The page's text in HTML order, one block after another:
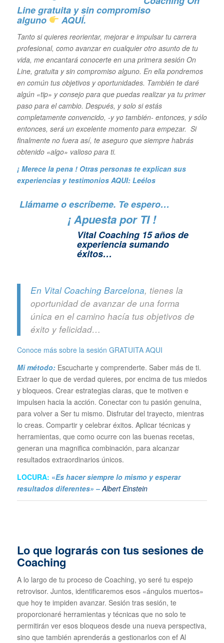
Line gratuita y sincompromiso
alguno AQUÍ.
Tanto si quieres reorientar, mejorar e impulsar tu carrera
profesional, como avanzar en cualquier otro asunto de tu
vida, me encantará conocerte en una primera sesión On
Line, gratuita y sin compromiso alguno. En ella pondremos
en común tus objetivos y oportunidades. También te daré
algún «tip» y consejo para que puedas realizar ya tu primer
paso para el cambio. Después, y solo si estás
completamente convencido, -y yo también- entonces, y sólo
entonces, será un excelente momento para empezar. Si
finalmente no fuera así, te aseguro que siempre habrás
obtenido «algo» valioso para ti.
¡ Merece la pena ! Otras personas te explican sus
experiencias y testimonios AQUI: Leélos
Llámame o escríbeme. Te espero…
¡ Apuesta por TI !
Vital Coaching 15 años de
experiencia sumando
éxitos…
En Vital Coaching Barcelona, tienes la
oportunidad de avanzar de una forma
única en el camino hacía tus objetivos de
éxito y felicidad…
Conoce más sobre la sesión GRATUITA AQUI
Mi método:Escucharte y comprenderte. Saber más de ti.
Extraer lo que de verdad quieres, por encima de tus miedos
y bloqueos. Crear estrategias claras, que te motiven e
impulsen hacia la acción. Conectar con tu pasión genuina,
para volver a Ser tu mismo. Disfrutar del trayecto, mientras
lo creas. Compartir y celebrar éxitos. Aplicar técnicas y
herramientas, que como ocurre con las buenas recetas,
generan una magnifica combinación, para alcanzar
resultados extraordinarios únicos.
LOCURA: «Es hacer siempre lo mismo y esperar
resultados diferentes» –Albert Einstein
Lo que lograrás con tus sesiones de
Coaching
A lo largo de tu proceso de Coaching, yo seré tu espejo
retrovisor. Juntos, identificaremos esos «ángulos muertos»
que hoy te impiden avanzar. Sesión tras sesión, te
proporcionaré herramientas y técnicas que no solo te
permitirán ver esos bloqueos desde una nueva perspectiva,
sino que también aprenderás a gestionarlos con ef Al